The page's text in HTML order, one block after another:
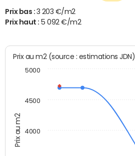
Prix bas : 3 203 €/m2
Prix haut : 5 092 €/m2
Prix au m2
Prix au m2 (source : estimations JDN)
4000
4500
5000